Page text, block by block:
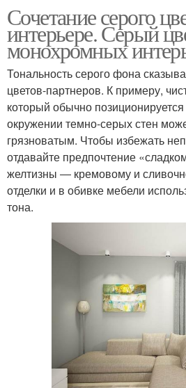
Сочетание серого
интерьере. Серый
монохромных
Тональность серого фона
цветов-партнеров. К примеру,
который обычно
окружении темно-серых стен
грязноватым. Чтобы избежать
отдавайте предпочтение
желтизны ― кремовому и
отделки и в обивке мебели
тона.